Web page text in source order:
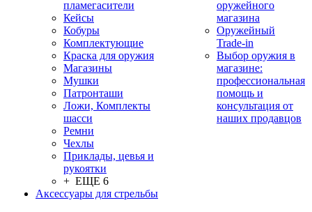
пламегасители
Кейсы
Кобуры
Комплектующие
Краска для оружия
Магазины
Мушки
Патронташи
Ложи, Комплекты
шасси
Ремни
Чехлы
Приклады, цевья и
рукоятки
+ ЕЩЕ 6
Аксессуары для стрельбы
оружейного
магазина
Оружейный
Trade-in
Выбор оружия в
магазине:
профессиональная
помощь и
консультация от
наших продавцов